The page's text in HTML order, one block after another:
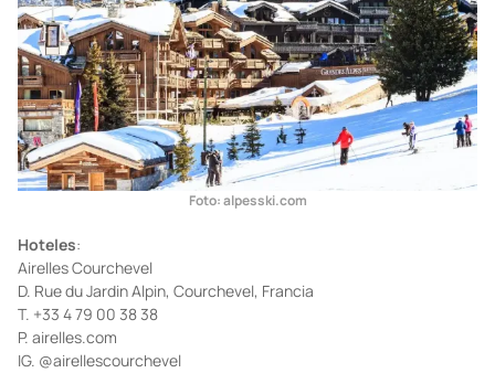
Foto: alpesski.com
Hoteles:
Airelles Courchevel
D. Rue du Jardin Alpin, Courchevel, Francia
T. +33 4 79 00 38 38
P. airelles.com
IG. @airellescourchevel